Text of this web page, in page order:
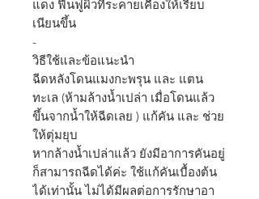
แดง ฟื้นฟูผิวที่ระคายเคืองให้เรียบ
เนียนขึ้น
-
วิธีใช้และข้อแนะนำ
ฉีดหลังโดนแมงกะพรุน และ แตน
ทะเล (ห้ามล้างน้ำเปล่า เมื่อโดนแล้ว
ขึ้นจากน้ำให้ฉีดเลย ) แก้คัน และ ช่วย
ให้ตุ่มยุบ
หากล้างน้ำเปล่าแล้ว ยังมีอาการคันอยู่
ก็สามารถฉีดได้ค่ะ ใช้แก้คันเบื้องต้น
ได้เท่านั้น ไม่ได้มีผลต่อการรักษาอา